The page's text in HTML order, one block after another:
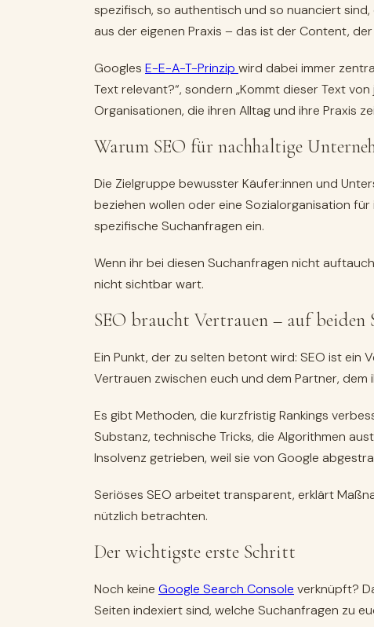
spezifisch, so authentisch und so nuanciert
aus der eigenen Praxis – das ist der Content,
Googles E-E-A-T-Prinzip wird dabei immer
Text relevant?“, sondern „Kommt dieser Text
Organisationen, die ihren Alltag und ihre Praxis
Warum SEO für nachhaltige
Die Zielgruppe bewusster Käufer:innen und
beziehen wollen oder eine Sozialorganisation
spezifische Suchanfragen ein.
Wenn ihr bei diesen Suchanfragen nicht
nicht sichtbar wart.
SEO braucht Vertrauen – auf beiden
Ein Punkt, der zu selten betont wird: SEO ist ein
Vertrauen zwischen euch und dem Partner,
Es gibt Methoden, die kurzfristig Rankings
Substanz, technische Tricks, die Algorithmen
Insolvenz getrieben, weil sie von Google
Seriöses SEO arbeitet transparent, erklärt
nützlich betrachten.
Der wichtigste erste Schritt
Noch keine Google Search Console verknüpft?
Seiten indexiert sind, welche Suchanfragen zu